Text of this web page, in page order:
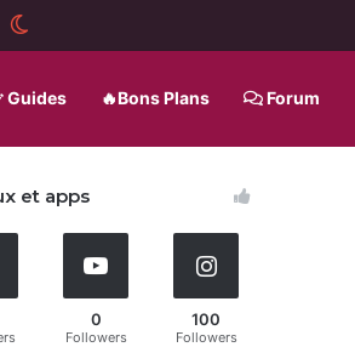
(barre latérale)
Guides 🔥Bons Plans Forum
et apps
0
Followers
100
Followers